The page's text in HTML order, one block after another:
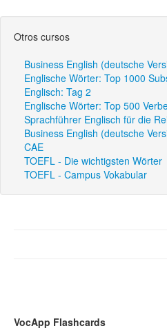
Otros cursos
Business English (deutsche
Englische Wörter: Top 1000
Englisch: Tag 2
Englische Wörter: Top 500
Sprachführer Englisch für die
Business English (deutsche
CAE
TOEFL - Die wichtigsten Wörter
TOEFL - Campus Vokabular
VocApp Flashcards